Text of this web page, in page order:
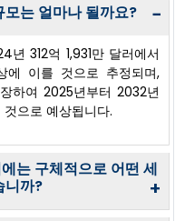
는 얼마나 될까요? −
312억 1,931만 달러에서
이를 것으로 추정되며,
하여 2025년부터 2032년
으로 예상됩니다.
는 구체적으로 어떤 세
니까?
+